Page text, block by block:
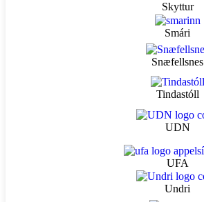
Skyttur
Smári
Snæfellsnes
Tindastóll
UDN
UFA
Undri